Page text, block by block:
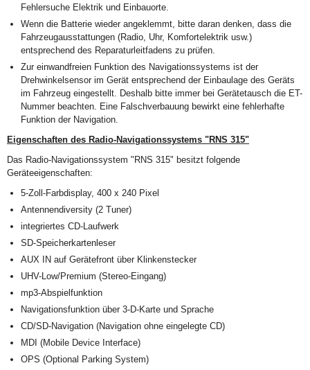
Fehlersuche Elektrik und Einbauorte.
Wenn die Batterie wieder angeklemmt, bitte daran denken, dass die
Fahrzeugausstattungen (Radio, Uhr, Komfortelektrik usw.)
entsprechend des Reparaturleitfadens zu prüfen.
Zur einwandfreien Funktion des Navigationssystems ist der
Drehwinkelsensor im Gerät entsprechend der Einbaulage des Geräts
im Fahrzeug eingestellt. Deshalb bitte immer bei Gerätetausch die ET-
Nummer beachten. Eine Falschverbauung bewirkt eine fehlerhafte
Funktion der Navigation.
Eigenschaften des Radio-Navigationssystems "RNS 315"
Das Radio-Navigationssystem "RNS 315" besitzt folgende
Geräteeigenschaften:
5-Zoll-Farbdisplay, 400 x 240 Pixel
Antennendiversity (2 Tuner)
integriertes CD-Laufwerk
SD-Speicherkartenleser
AUX IN auf Gerätefront über Klinkenstecker
UHV-Low/Premium (Stereo-Eingang)
mp3-Abspielfunktion
Navigationsfunktion über 3-D-Karte und Sprache
CD/SD-Navigation (Navigation ohne eingelegte CD)
MDI (Mobile Device Interface)
OPS (Optional Parking System)